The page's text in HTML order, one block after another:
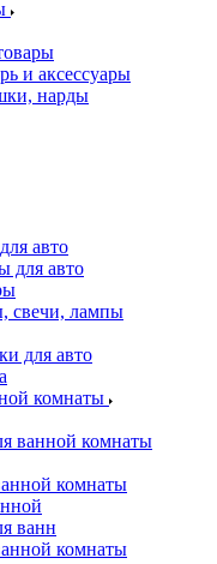
и аксессуары
нарды
авто
для авто
свечи, лампы
для авто
комнаты
ванной комнаты
комнаты
ванн
комнаты